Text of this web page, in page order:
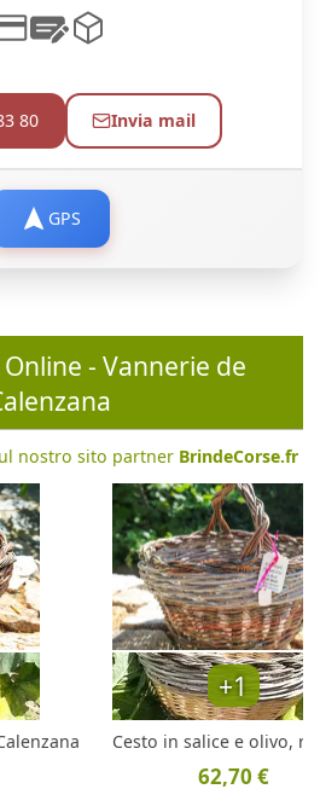
80 Invia mail
GPS
- Vannerie de
nostro sito partner BrindeCorse.fr
+1
Cesto in salice e olivo,
62,70 €